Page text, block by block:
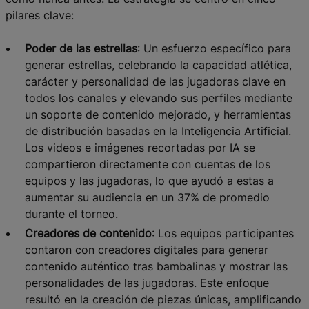
pilares clave:
Poder de las estrellas: Un esfuerzo específico para
generar estrellas, celebrando la capacidad atlética,
carácter y personalidad de las jugadoras clave en
todos los canales y elevando sus perfiles mediante
un soporte de contenido mejorado, y herramientas
de distribución basadas en la Inteligencia Artificial.
Los videos e imágenes recortadas por IA se
compartieron directamente con cuentas de los
equipos y las jugadoras, lo que ayudó a estas a
aumentar su audiencia en un 37% de promedio
durante el torneo.
Creadores de contenido: Los equipos participantes
contaron con creadores digitales para generar
contenido auténtico tras bambalinas y mostrar las
personalidades de las jugadoras. Este enfoque
resultó en la creación de piezas únicas, amplificando